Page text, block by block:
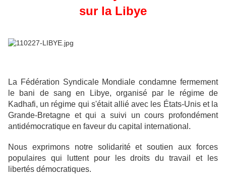
sur la Libye
La Fédération Syndicale Mondiale condamne fermement
le bani
de sang en Libye, organisé par le régime de
Kadhafi, un régime qui s'était allié avec les États-Unis et la
Grande-Bretagne et qui a suivi un cours profondément
antidémocratique en faveur du capital international.
Nous exprimons notre solidarité et soutien aux forces
populaires qui luttent pour les droits du travail et les
libertés démocratiques.